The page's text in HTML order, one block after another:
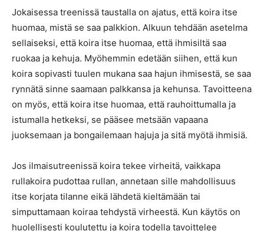
Jokaisessa treenissä taustalla on ajatus, että koira itse
huomaa, mistä se saa palkkion. Alkuun tehdään asetelma
sellaiseksi, että koira itse huomaa, että ihmisiltä saa
ruokaa ja kehuja. Myöhemmin edetään siihen, että kun
koira sopivasti tuulen mukana saa hajun ihmisestä, se saa
rynnätä sinne saamaan palkkansa ja kehunsa. Tavoitteena
on myös, että koira itse huomaa, että rauhoittumalla ja
istumalla hetkeksi, se pääsee metsään vapaana
juoksemaan ja bongailemaan hajuja ja sitä myötä ihmisiä.
Jos ilmaisutreenissä koira tekee virheitä, vaikkapa
rullakoira pudottaa rullan, annetaan sille mahdollisuus
itse korjata tilanne eikä lähdetä kieltämään tai
simputtamaan koiraa tehdystä virheestä. Kun käytös on
huolellisesti koulutettu ja koira todella tavoittelee